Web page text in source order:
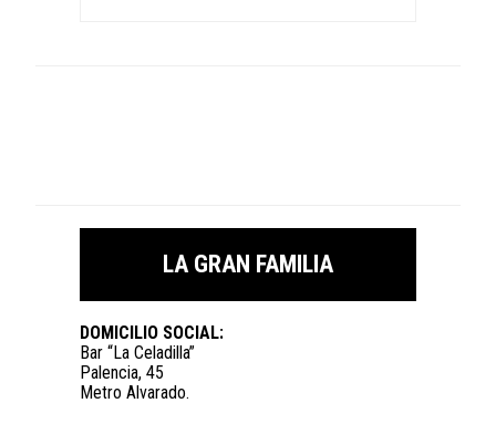
LA GRAN FAMILIA
DOMICILIO SOCIAL:
Bar “La Celadilla”
Palencia, 45
Metro Alvarado.